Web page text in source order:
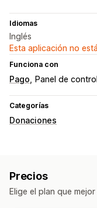
Idiomas
Inglés
Esta aplicación no
Funciona con
Pago Panel de
Categorías
Donaciones
Precios
Elige el plan que